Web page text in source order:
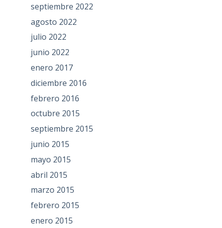
septiembre 2022
agosto 2022
julio 2022
junio 2022
enero 2017
diciembre 2016
febrero 2016
octubre 2015
septiembre 2015
junio 2015
mayo 2015
abril 2015
marzo 2015
febrero 2015
enero 2015